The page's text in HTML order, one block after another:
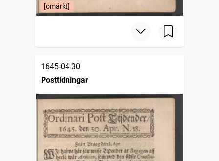
[omärkt]
1645-04-30
Posttidningar